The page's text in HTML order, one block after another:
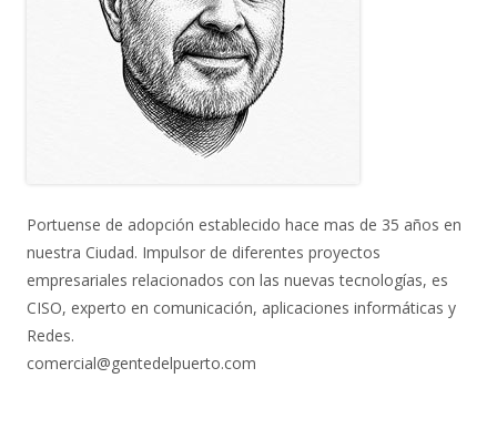
Portuense de adopción establecido hace mas de 35 años en
nuestra Ciudad. Impulsor de diferentes proyectos
empresariales relacionados con las nuevas tecnologías, es
CISO, experto en comunicación, aplicaciones informáticas y
Redes.
comercial@gentedelpuerto.com